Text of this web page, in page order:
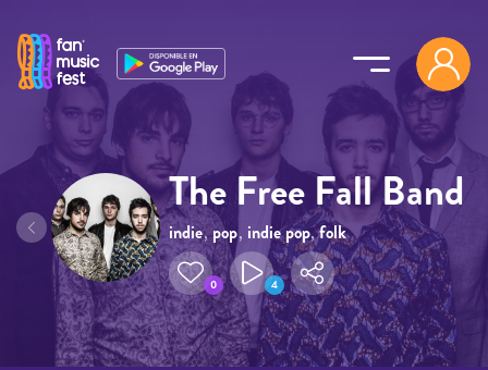
The Free Fall Band
indie,pop, indie pop,folk
0 4